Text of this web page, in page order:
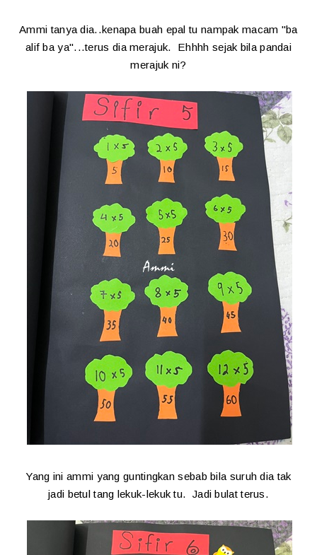
Ammi tanya dia..kenapa buah epal tu nampak macam "ba
alif ba ya"...terus dia merajuk. Ehhhh sejak bila pandai
merajuk ni?
Yang ini ammi yang guntingkan sebab bila suruh dia tak
jadi betul tang lekuk-lekuk tu. Jadi bulat terus.